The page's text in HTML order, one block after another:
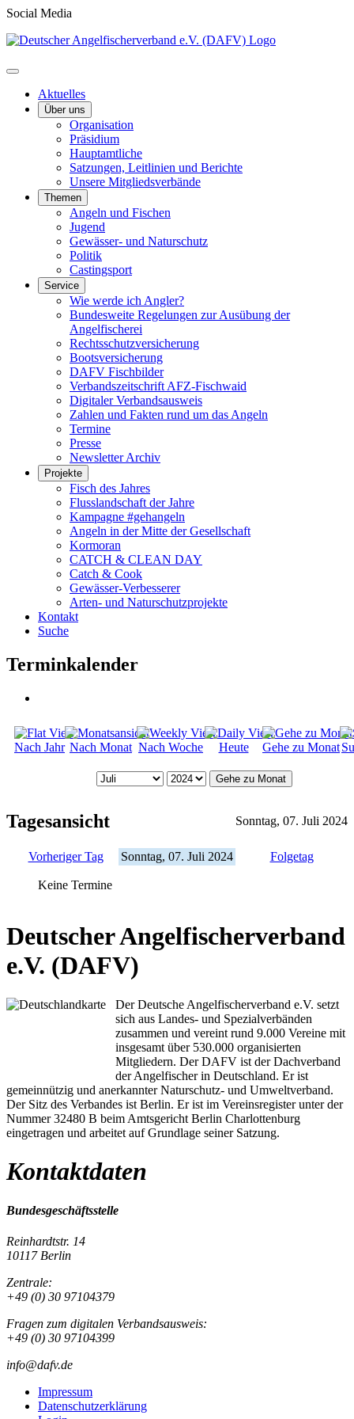
Social Media
Aktuelles
Über uns
Organisation
Präsidium
Hauptamtliche
Satzungen, Leitlinien und Berichte
Unsere Mitgliedsverbände
Themen
Angeln und Fischen
Jugend
Gewässer- und Naturschutz
Politik
Castingsport
Service
Wie werde ich Angler?
Bundesweite Regelungen zur Ausübung der
Angelfischerei
Rechtsschutzversicherung
Bootsversicherung
DAFV Fischbilder
Verbandszeitschrift AFZ-Fischwaid
Digitaler Verbandsausweis
Zahlen und Fakten rund um das Angeln
Termine
Presse
Newsletter Archiv
Projekte
Fisch des Jahres
Flusslandschaft der Jahre
Kampagne #gehangeln
Angeln in der Mitte der Gesellschaft
Kormoran
CATCH & CLEAN DAY
Catch & Cook
Gewässer-Verbesserer
Arten- und Naturschutzprojekte
Kontakt
Suche
Terminkalender
Nach Jahr Nach Monat Nach Woche Heute Gehe zu Monat
Gehe zu Monat
Tagesansicht Sonntag, 07. Juli 2024
Vorheriger Tag Sonntag, 07. Juli 2024 Folgetag
Keine Termine
Deutscher Angelfischerverband
e.V. (DAFV)
Der Deutsche Angelfischerverband e.V. setzt
sich aus Landes- und Spezialverbänden
zusammen und vereint rund 9.000 Vereine mit
insgesamt über 530.000 organisierten
Mitgliedern. Der DAFV ist der Dachverband
der Angelfischer in Deutschland. Er ist
gemeinnützig und anerkannter Naturschutz- und Umweltverband.
Der Sitz des Verbandes ist Berlin. Er ist im Vereinsregister unter der
Nummer 32480 B beim Amtsgericht Berlin Charlottenburg
eingetragen und arbeitet auf Grundlage seiner Satzung.
Kontaktdaten
Bundesgeschäftsstelle
Reinhardtstr. 14
10117 Berlin
Zentrale:
+49 (0) 30 97104379
Fragen zum digitalen Verbandsausweis:
+49 (0) 30 97104399
info@dafv.de
Impressum
Datenschutzerklärung